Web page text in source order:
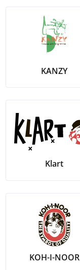
KANZY
Klart
KOH-I-NOOR